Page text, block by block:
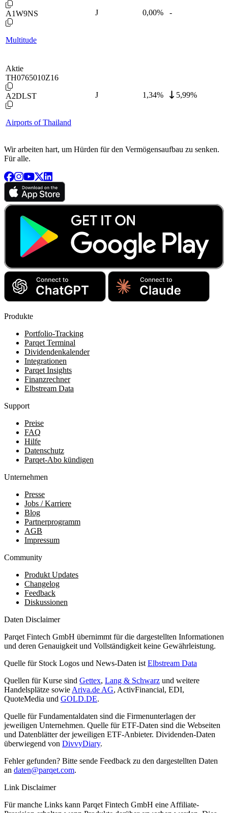
A1W9NS
Multitude
J 0,00% -
Aktie
TH0765010Z16
A2DLST
Airports of Thailand
J 1,34% 5,99%
Wir arbeiten hart, um Hürden für den Vermögensaufbau zu senken.
Für alle.
Produkte
Portfolio-Tracking
Parqet Terminal
Dividendenkalender
Integrationen
Parqet Insights
Finanzrechner
Elbstream Data
Support
Preise
FAQ
Hilfe
Datenschutz
Parqet-Abo kündigen
Unternehmen
Presse
Jobs / Karriere
Blog
Partnerprogramm
AGB
Impressum
Community
Produkt Updates
Changelog
Feedback
Diskussionen
Daten Disclaimer
Parqet Fintech GmbH übernimmt für die dargestellten Informationen
und deren Genauigkeit und Vollständigkeit keine Gewährleistung.
Quelle für Stock Logos und News-Daten ist Elbstream Data
Quellen für Kurse sind Gettex, Lang & Schwarz und weitere
Handelsplätze sowie Ariva.de AG, ActivFinancial, EDI,
QuoteMedia und GOLD.DE.
Quelle für Fundamentaldaten sind die Firmenunterlagen der
jeweiligen Unternehmen. Quelle für ETF-Daten sind die Webseiten
und Datenblätter der jeweiligen ETF-Anbieter. Dividenden-Daten
überwiegend von DivvyDiary.
Fehler gefunden? Bitte sende Feedback zu den dargestellten Daten
an daten@parqet.com.
Link Disclaimer
Für manche Links kann Parqet Fintech GmbH eine Affiliate-